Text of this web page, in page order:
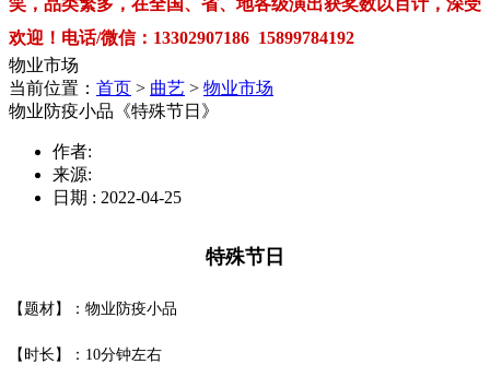
欢迎！电话/微信：13302907186 15899784192
物业市场
当前位置： 首页 > 曲艺 > 物业市场
物业防疫小品《特殊节日》
作者:
来源:
日期 : 2022-04-25
特殊节日
【题材】：物业防疫小品
【时长】： 10分钟左右